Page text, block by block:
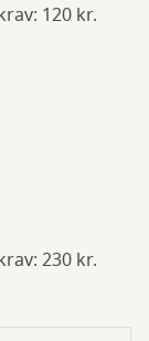
120 kr.
230 kr.